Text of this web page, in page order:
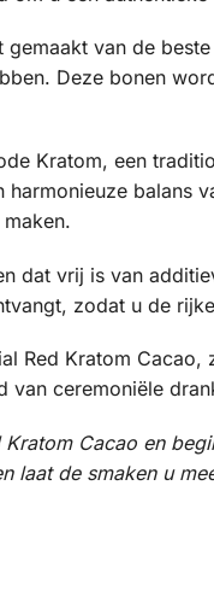
gemaakt van de
Deze bonen
Kratom, een
dat vrij is van
zodat u de
Red Kratom
ceremoniële
Cacao en
laat de smaken u